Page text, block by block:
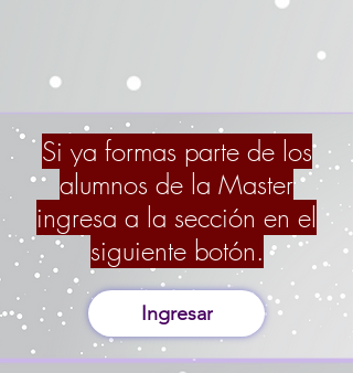
Si ya formas parte de los
alumnos de la Master
ingresa a la sección en el
siguiente botón.
Ingresar